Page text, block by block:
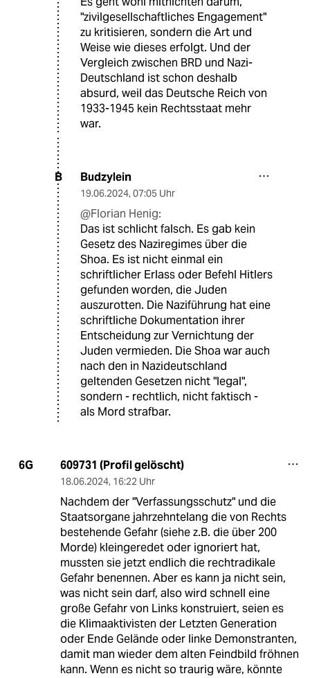
"zivilgesellschaftliches Engagement"
zu kritisieren, sondern die Art und
Weise wie dieses erfolgt. Und der
Vergleich zwischen BRD und Nazi-
Deutschland ist schon deshalb
absurd, weil das Deutsche Reich von
1933-1945 kein Rechtsstaat mehr
war.
B Budzylein
19.06.2024, 07:05 Uhr
@Florian Henig:
Das ist schlicht falsch. Es gab kein
Gesetz des Naziregimes über die
Shoa. Es ist nicht einmal ein
schriftlicher Erlass oder Befehl Hitlers
gefunden worden, die Juden
auszurotten. Die Naziführung hat eine
schriftliche Dokumentation ihrer
Entscheidung zur Vernichtung der
Juden vermieden. Die Shoa war auch
nach den in Nazideutschland
geltenden Gesetzen nicht "legal",
sondern - rechtlich, nicht faktisch -
als Mord strafbar.
6G 609731 (Profil gelöscht)
18.06.2024, 16:22 Uhr
Nachdem der "Verfassungsschutz" und die
Staatsorgane jahrzehntelang die von Rechts
bestehende Gefahr (siehe z.B. die über 200
Morde) kleingeredet oder ignoriert hat,
mussten sie jetzt endlich die rechtradikale
Gefahr benennen. Aber es kann ja nicht sein,
was nicht sein darf, also wird schnell eine
große Gefahr von Links konstruiert, seien es
die Klimaaktivisten der Letzten Generation
oder Ende Gelände oder linke Demonstranten,
damit man wieder dem alten Feindbild fröhnen
kann. Wenn es nicht so traurig wäre, könnte